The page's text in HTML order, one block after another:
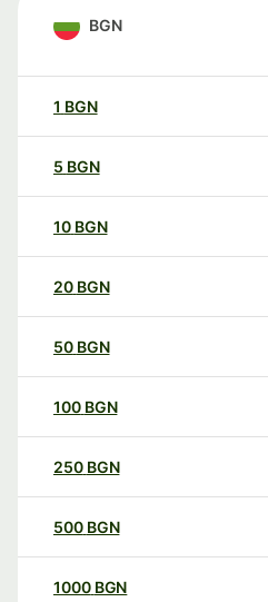
BGN
1 BGN
5 BGN
10 BGN
20 BGN
50 BGN
100 BGN
250 BGN
500 BGN
1000 BGN